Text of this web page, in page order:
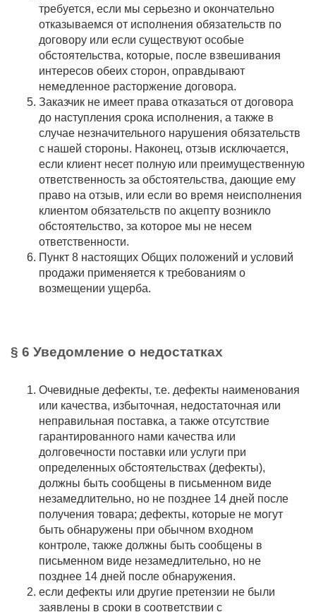
требуется, если мы серьезно и окончательно
отказываемся от исполнения обязательств по
договору или если существуют особые
обстоятельства, которые, после взвешивания
интересов обеих сторон, оправдывают
немедленное расторжение договора.
Заказчик не имеет права отказаться от договора
до наступления срока исполнения, а также в
случае незначительного нарушения обязательств
с нашей стороны. Наконец, отзыв исключается,
если клиент несет полную или преимущественную
ответственность за обстоятельства, дающие ему
право на отзыв, или если во время неисполнения
клиентом обязательств по акцепту возникло
обстоятельство, за которое мы не несем
ответственности.
Пункт 8 настоящих Общих положений и условий
продажи применяется к требованиям о
возмещении ущерба.
§ 6 Уведомление о недостатках
Очевидные дефекты, т.е. дефекты наименования
или качества, избыточная, недостаточная или
неправильная поставка, а также отсутствие
гарантированного нами качества или
долговечности поставки или услуги при
определенных обстоятельствах (дефекты),
должны быть сообщены в письменном виде
незамедлительно, но не позднее 14 дней после
получения товара; дефекты, которые не могут
быть обнаружены при обычном входном
контроле, также должны быть сообщены в
письменном виде незамедлительно, но не
позднее 14 дней после обнаружения.
если дефекты или другие претензии не были
заявлены в сроки в соответствии с